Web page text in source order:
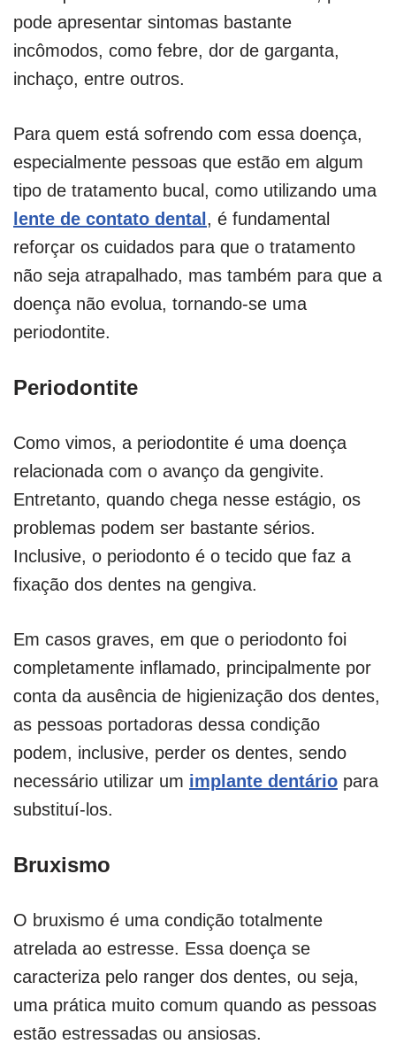
pode apresentar sintomas bastante
incômodos, como febre, dor de garganta,
inchaço, entre outros.
Para quem está sofrendo com essa doença,
especialmente pessoas que estão em algum
tipo de tratamento bucal, como utilizando uma
lente de contato dental , é fundamental
reforçar os cuidados para que o tratamento
não seja atrapalhado, mas também para que a
doença não evolua, tornando-se uma
periodontite.
Periodontite
Como vimos, a periodontite é uma doença
relacionada com o avanço da gengivite.
Entretanto, quando chega nesse estágio, os
problemas podem ser bastante sérios.
Inclusive, o periodonto é o tecido que faz a
fixação dos dentes na gengiva.
Em casos graves, em que o periodonto foi
completamente inflamado, principalmente por
conta da ausência de higienização dos dentes,
as pessoas portadoras dessa condição
podem, inclusive, perder os dentes, sendo
necessário utilizar um implante dentário para
substituí-los.
Bruxismo
O bruxismo é uma condição totalmente
atrelada ao estresse. Essa doença se
caracteriza pelo ranger dos dentes, ou seja,
uma prática muito comum quando as pessoas
estão estressadas ou ansiosas.